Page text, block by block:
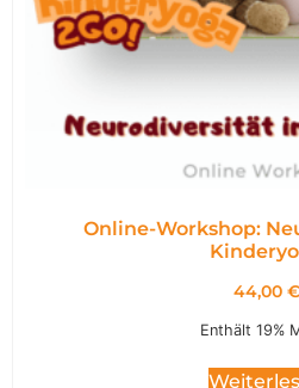
Online-Workshop:
44,00 €
Enthält 19%